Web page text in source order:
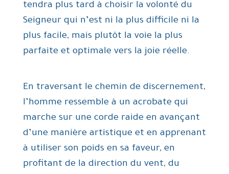
tendra plus tard à choisir la volonté du
Seigneur qui n’est ni la plus difficile ni la
plus facile, mais plutôt la voie la plus
parfaite et optimale vers la joie réelle.
En traversant le chemin de discernement,
l’homme ressemble à un acrobate qui
marche sur une corde raide en avançant
d’une manière artistique et en apprenant
à utiliser son poids en sa faveur, en
profitant de la direction du vent, du